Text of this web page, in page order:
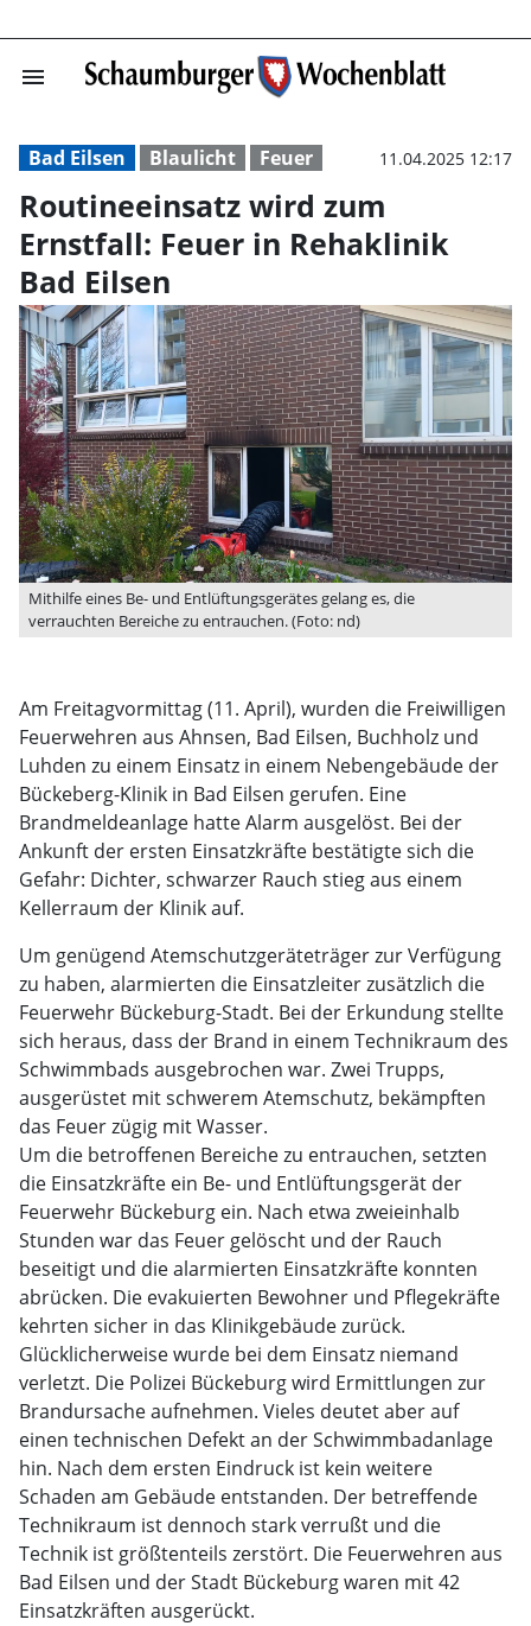
menu Routineeinsatz
Bad Eilsen Blaulicht Feuer 11.04.2025 12:17
Routineeinsatz wird zum
Ernstfall: Feuer in Rehaklinik
Bad Eilsen
Mithilfe eines Be- und Entlüftungsgerätes gelang es, die
verrauchten Bereiche zu entrauchen. (Foto: nd)
Am Freitagvormittag (11. April), wurden die Freiwilligen
Feuerwehren aus Ahnsen, Bad Eilsen, Buchholz und
Luhden zu einem Einsatz in einem Nebengebäude der
Bückeberg-Klinik in Bad Eilsen gerufen. Eine
Brandmeldeanlage hatte Alarm ausgelöst. Bei der
Ankunft der ersten Einsatzkräfte bestätigte sich die
Gefahr: Dichter, schwarzer Rauch stieg aus einem
Kellerraum der Klinik auf.
Um genügend Atemschutzgeräteträger zur Verfügung
zu haben, alarmierten die Einsatzleiter zusätzlich die
Feuerwehr Bückeburg-Stadt. Bei der Erkundung stellte
sich heraus, dass der Brand in einem Technikraum des
Schwimmbads ausgebrochen war. Zwei Trupps,
ausgerüstet mit schwerem Atemschutz, bekämpften
das Feuer zügig mit Wasser.
Um die betroffenen Bereiche zu entrauchen, setzten
die Einsatzkräfte ein Be- und Entlüftungsgerät der
Feuerwehr Bückeburg ein. Nach etwa zweieinhalb
Stunden war das Feuer gelöscht und der Rauch
beseitigt und die alarmierten Einsatzkräfte konnten
abrücken. Die evakuierten Bewohner und Pflegekräfte
kehrten sicher in das Klinikgebäude zurück.
Glücklicherweise wurde bei dem Einsatz niemand
verletzt. Die Polizei Bückeburg wird Ermittlungen zur
Brandursache aufnehmen. Vieles deutet aber auf
einen technischen Defekt an der Schwimmbadanlage
hin. Nach dem ersten Eindruck ist kein weitere
Schaden am Gebäude entstanden. Der betreffende
Technikraum ist dennoch stark verrußt und die
Technik ist größtenteils zerstört. Die Feuerwehren aus
Bad Eilsen und der Stadt Bückeburg waren mit 42
Einsatzkräften ausgerückt.